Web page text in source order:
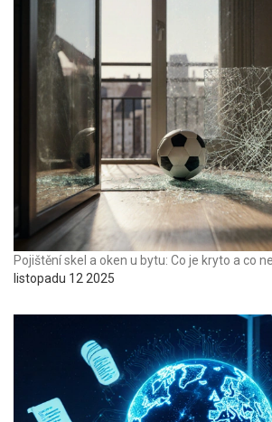
Pojištění skel a oken u bytu: Co je kryto a co ne
listopadu 12 2025